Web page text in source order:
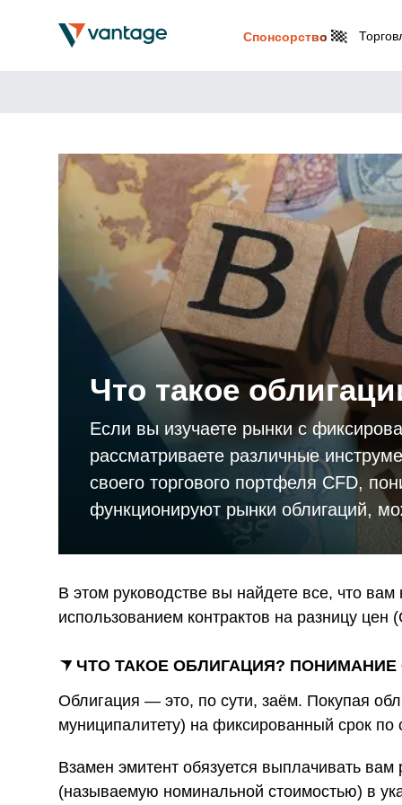
Спонсорство
Что такое
Если вы изучаете рынки с
рассматриваете различные
своего торгового портфеля CFD,
функционируют рынки облигаций,
В этом руководстве вы найдете все, что вам
использованием контрактов на разницу цен
ЧТО ТАКОЕ ОБЛИГАЦИЯ?
Облигация — это, по сути, заём. Покупая
муниципалитету) на фиксированный срок по
Взамен эмитент обязуется выплачивать
(называемую номинальной стоимостью) в